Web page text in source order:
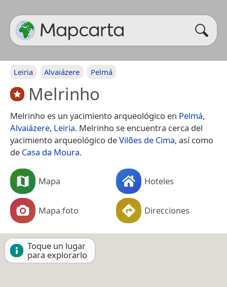
Leiria Alvaiázere Pelmá
Melrinho
Melrinho es un yacimiento arqueológico en Pelmá,
Alvaiázere, Leiria. Melrinho se encuentra cerca del
yacimiento arqueológico deVilões de Cima, así como
de Casa da Moura.
Mapa Hoteles
Mapa foto Direcciones
Toque un lugar
para explorarlo